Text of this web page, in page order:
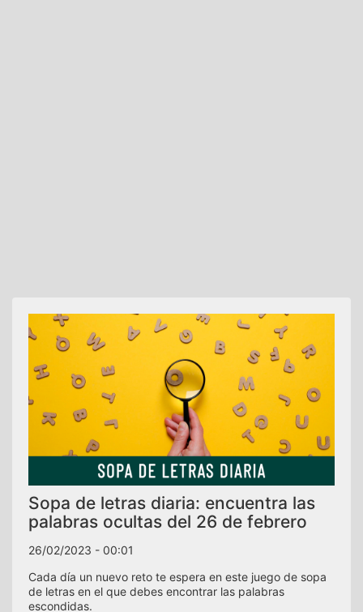
Sopa de letras diaria: encuentra las
palabras ocultas del 26 de febrero
26/02/2023 - 00:01
Cada día un nuevo reto te espera en este juego de sopa
de letras en el que debes encontrar las palabras
escondidas.